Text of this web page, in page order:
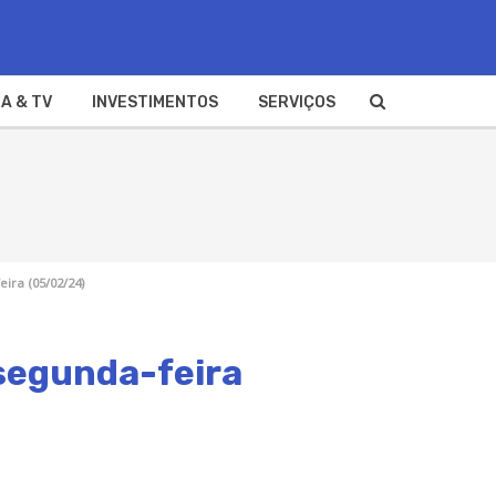
& TV INVESTIMENTOS SERVIÇOS
(05/02/24)
feira